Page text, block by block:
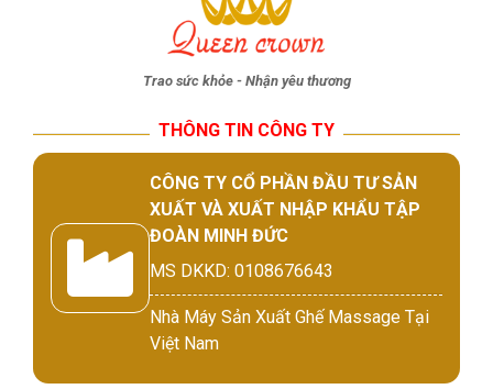
Trao sức khỏe - Nhận yêu thương
THÔNG TIN CÔNG TY
CÔNG TY CỔ PHẦN ĐẦU TƯ SẢN
XUẤT VÀ XUẤT NHẬP KHẨU TẬP
ĐOÀN MINH ĐỨC
MS DKKD: 0108676643
Nhà Máy Sản Xuất Ghế Massage Tại
Việt Nam